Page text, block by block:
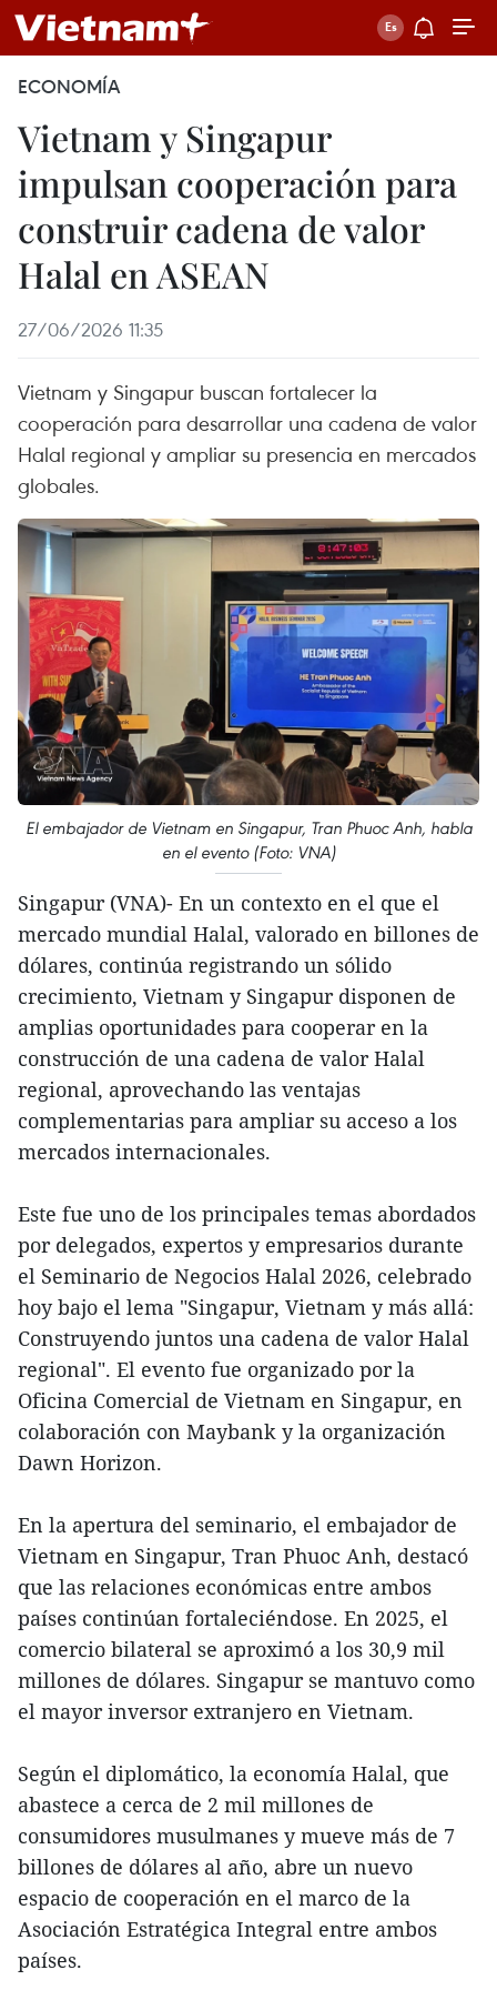
ECONOMÍA
Vietnam y Singapur
impulsan cooperación para
construir cadena de valor
Halal en ASEAN
27/06/2026 11:35
Vietnam y Singapur buscan fortalecer la
cooperación para desarrollar una cadena de valor
Halal regional y ampliar su presencia en mercados
globales.
El embajador de Vietnam en Singapur, Tran Phuoc Anh, habla
en el evento (Foto: VNA)
Singapur (VNA)- En un contexto en el que el
mercado mundial Halal, valorado en billones de
dólares, continúa registrando un sólido
crecimiento, Vietnam y Singapur disponen de
amplias oportunidades para cooperar en la
construcción de una cadena de valor Halal
regional, aprovechando las ventajas
complementarias para ampliar su acceso a los
mercados internacionales.
Este fue uno de los principales temas abordados
por delegados, expertos y empresarios durante
el Seminario de Negocios Halal 2026, celebrado
hoy bajo el lema "Singapur, Vietnam y más allá:
Construyendo juntos una cadena de valor Halal
regional". El evento fue organizado por la
Oficina Comercial de Vietnam en Singapur, en
colaboración con Maybank y la organización
Dawn Horizon.
En la apertura del seminario, el embajador de
Vietnam en Singapur, Tran Phuoc Anh, destacó
que las relaciones económicas entre ambos
países continúan fortaleciéndose. En 2025, el
comercio bilateral se aproximó a los 30,9 mil
millones de dólares. Singapur se mantuvo como
el mayor inversor extranjero en Vietnam.
Según el diplomático, la economía Halal, que
abastece a cerca de 2 mil millones de
consumidores musulmanes y mueve más de 7
billones de dólares al año, abre un nuevo
espacio de cooperación en el marco de la
Asociación Estratégica Integral entre ambos
países.